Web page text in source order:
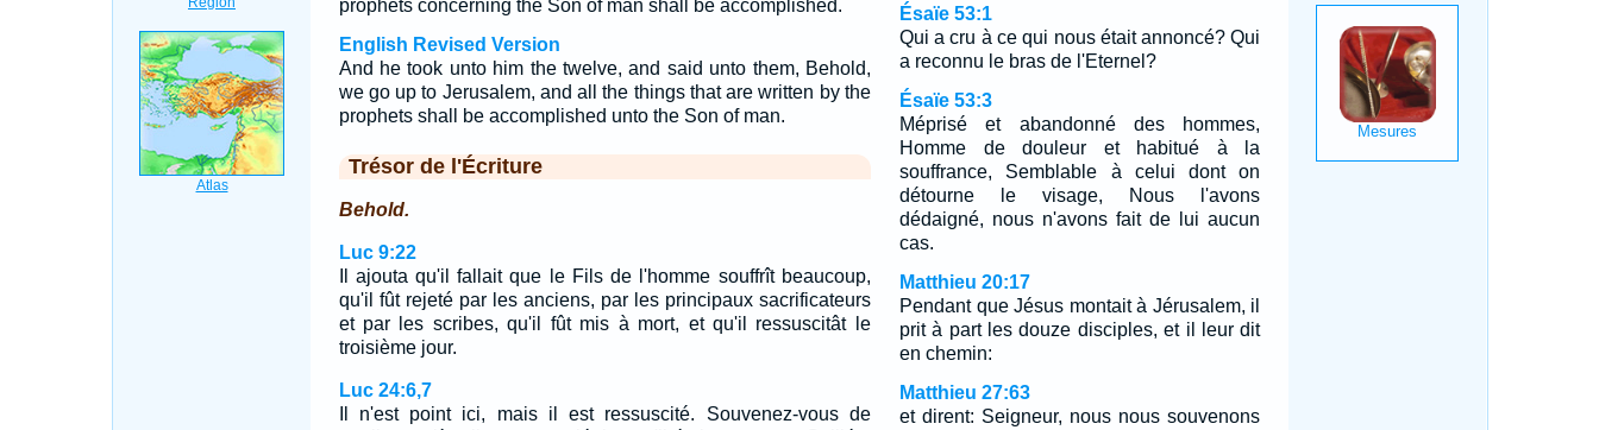
prophets concerning the Son of man shall be accomplished.
English Revised Version
And he took unto him the twelve, and said unto them, Behold,
we go up to Jerusalem, and all the things that are written by the
prophets shall be accomplished unto the Son of man.
Trésor de l'Écriture
Behold.
Luc 9:22
Il ajouta qu'il fallait que le Fils de l'homme souffrît beaucoup,
qu'il fût rejeté par les anciens, par les principaux sacrificateurs
et par les scribes, qu'il fût mis à mort, et qu'il ressuscitât le
troisième jour.
Luc 24:6,7
Il n'est point ici, mais il est ressuscité. Souvenez-vous de
Ésaïe 53:1
Qui a cru à ce qui nous était annoncé? Qui
a reconnu le bras de l'Eternel?
Ésaïe 53:3
Méprisé et abandonné des hommes,
Homme de douleur et habitué à la
souffrance, Semblable à celui dont on
détourne le visage, Nous l'avons
dédaigné, nous n'avons fait de lui aucun
cas.
Matthieu 20:17
Pendant que Jésus montait à Jérusalem, il
prit à part les douze disciples, et il leur dit
en chemin:
Matthieu 27:63
et dirent: Seigneur, nous nous souvenons